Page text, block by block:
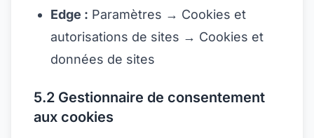
Edge : Paramètres → Cookies et
autorisations de sites → Cookies et
données de sites
5.2 Gestionnaire de consentement
aux cookies